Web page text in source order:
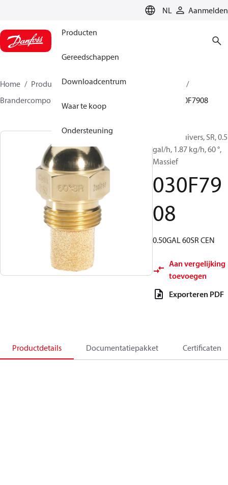
NL Aanmelden
Producten
Gereedschappen
Downloadcentrum
Waar te koop
Ondersteuning
Home Producten
Climate Solutions voor heating
Brandercomponenten
030F7908
Olieverstuivers, SR, 0.5
gal/h, 1.87 kg/h, 60 °,
Massief
030F79
08
0.50GAL 60SR CEN
Aan vergelijking
toevoegen
Exporteren PDF
Productdetails Documentatiepakket Certificaten